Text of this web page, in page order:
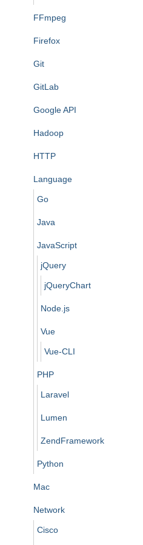
FFmpeg
Firefox
Git
GitLab
Google API
Hadoop
HTTP
Language
Go
Java
JavaScript
jQuery
jQueryChart
Node.js
Vue
Vue-CLI
PHP
Laravel
Lumen
ZendFramework
Python
Mac
Network
Cisco